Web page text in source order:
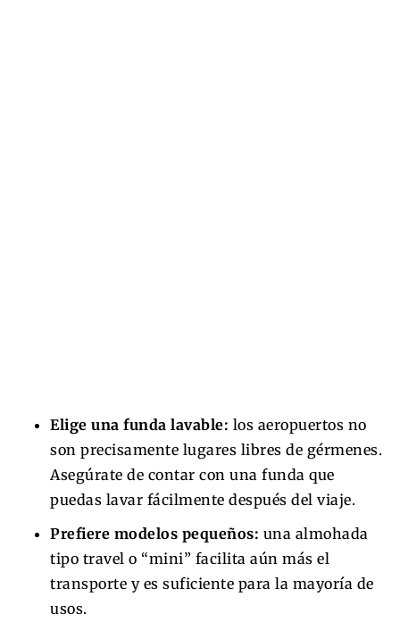
Elige una funda lavable: los aeropuertos no
son precisamente lugares libres de gérmenes.
Asegúrate de contar con una funda que
puedas lavar fácilmente después del viaje.
Prefiere modelos pequeños: una almohada
tipo travel o “mini” facilita aún más el
transporte y es suficiente para la mayoría de
usos.